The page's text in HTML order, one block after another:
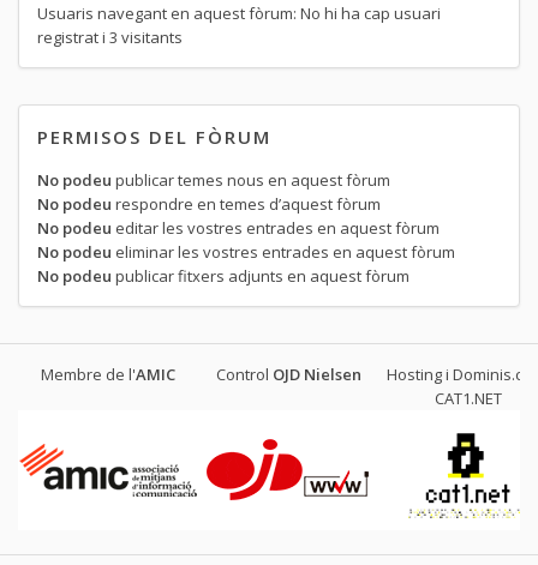
Usuaris navegant en aquest fòrum: No hi ha cap usuari
registrat i 3 visitants
PERMISOS DEL FÒRUM
No podeu publicar temes nous en aquest fòrum
No podeu respondre en temes d’aquest fòrum
No podeu editar les vostres entrades en aquest fòrum
No podeu eliminar les vostres entrades en aquest fòrum
No podeu publicar fitxers adjunts en aquest fòrum
Membre de l'AMIC Control OJD Nielsen
Hosting i
CAT1.NET